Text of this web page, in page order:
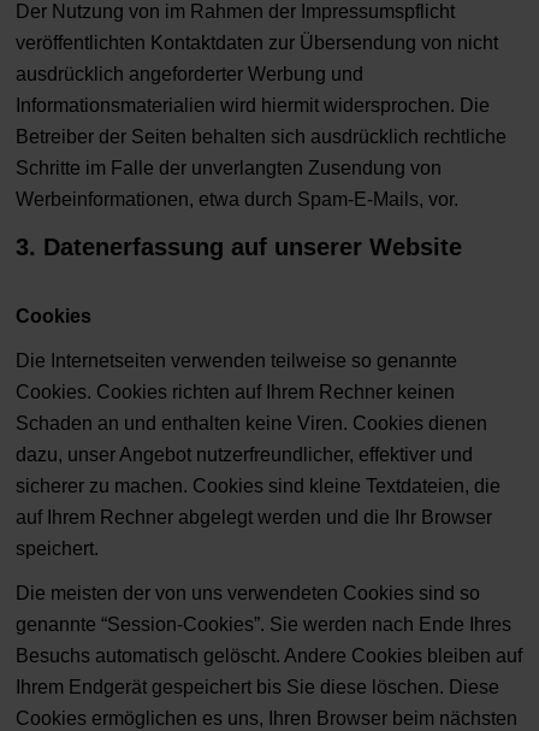
Der Nutzung von im Rahmen der Impressumspflicht
veröffentlichten Kontaktdaten zur Übersendung von nicht
ausdrücklich angeforderter Werbung und
Informationsmaterialien wird hiermit widersprochen. Die
Betreiber der Seiten behalten sich ausdrücklich rechtliche
Schritte im Falle der unverlangten Zusendung von
Werbeinformationen, etwa durch Spam-E-Mails, vor.
3. Datenerfassung auf unserer Website
Cookies
Die Internetseiten verwenden teilweise so genannte
Cookies. Cookies richten auf Ihrem Rechner keinen
Schaden an und enthalten keine Viren. Cookies dienen
dazu, unser Angebot nutzerfreundlicher, effektiver und
sicherer zu machen. Cookies sind kleine Textdateien, die
auf Ihrem Rechner abgelegt werden und die Ihr Browser
speichert.
Die meisten der von uns verwendeten Cookies sind so
genannte “Session-Cookies”. Sie werden nach Ende Ihres
Besuchs automatisch gelöscht. Andere Cookies bleiben auf
Ihrem Endgerät gespeichert bis Sie diese löschen. Diese
Cookies ermöglichen es uns, Ihren Browser beim nächsten